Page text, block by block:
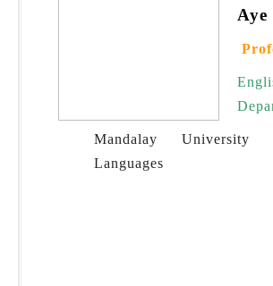
Aye
Mandalay University
Languages